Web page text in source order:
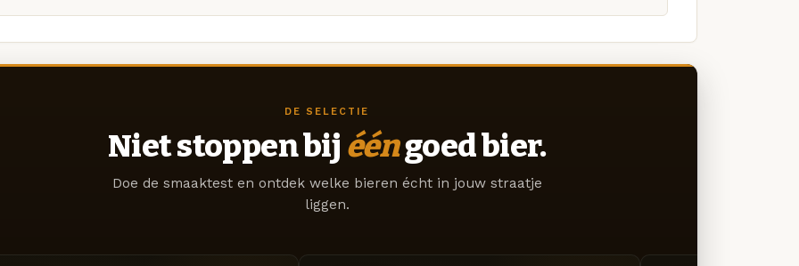
DE SELECTIE
Niet stoppen bij ééngoed bier.
Doe de smaaktest en ontdek welke bieren écht in jouw straatje
liggen.